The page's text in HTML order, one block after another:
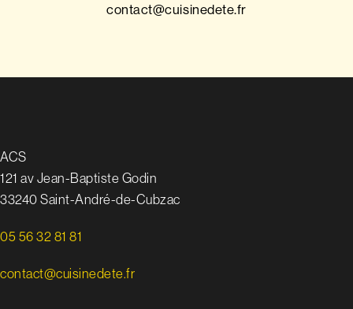
contact@cuisinedete.fr
ACS
121 av Jean-Baptiste Godin
33240 Saint-André-de-Cubzac
05 56 32 81 81
contact@cuisinedete.fr